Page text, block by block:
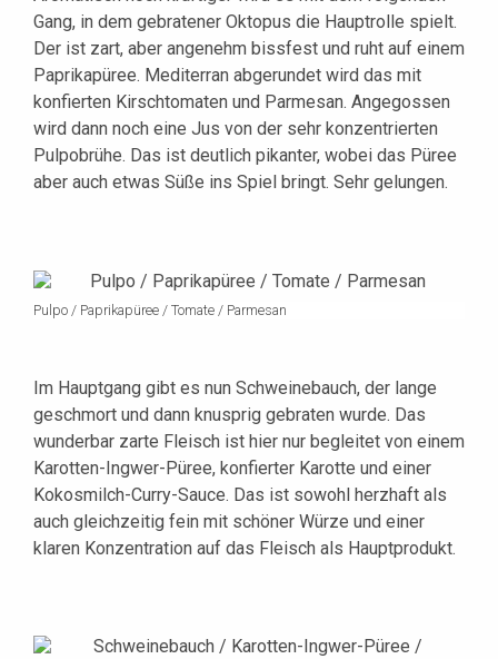
Gang, in dem gebratener Oktopus die Hauptrolle spielt.
Der ist zart, aber angenehm bissfest und ruht auf einem
Paprikapüree. Mediterran abgerundet wird das mit
konfierten Kirschtomaten und Parmesan. Angegossen
wird dann noch eine Jus von der sehr konzentrierten
Pulpobrühe. Das ist deutlich pikanter, wobei das Püree
aber auch etwas Süße ins Spiel bringt. Sehr gelungen.
Pulpo / Paprikapüree / Tomate / Parmesan
Im Hauptgang gibt es nun Schweinebauch, der lange
geschmort und dann knusprig gebraten wurde. Das
wunderbar zarte Fleisch ist hier nur begleitet von einem
Karotten-Ingwer-Püree, konfierter Karotte und einer
Kokosmilch-Curry-Sauce. Das ist sowohl herzhaft als
auch gleichzeitig fein mit schöner Würze und einer
klaren Konzentration auf das Fleisch als Hauptprodukt.